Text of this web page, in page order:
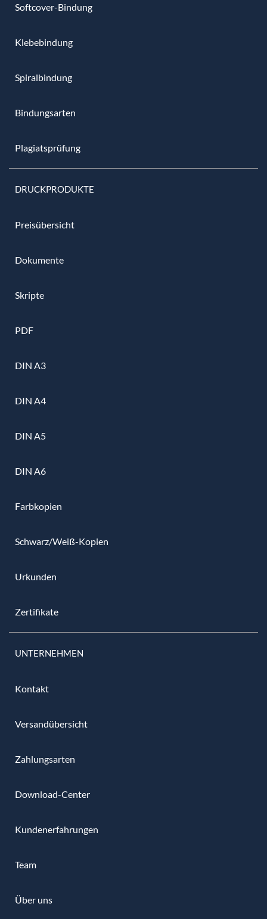
Softcover-Bindung
Klebebindung
Spiralbindung
Bindungsarten
Plagiatsprüfung
DRUCKPRODUKTE
Preisübersicht
Dokumente
Skripte
PDF
DIN A3
DIN A4
DIN A5
DIN A6
Farbkopien
Schwarz/Weiß-Kopien
Urkunden
Zertifikate
UNTERNEHMEN
Kontakt
Versandübersicht
Zahlungsarten
Download-Center
Kundenerfahrungen
Team
Über uns